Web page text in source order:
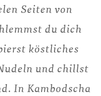
Seiten von
du dich
köstliches
und chillst
In Kambodscha